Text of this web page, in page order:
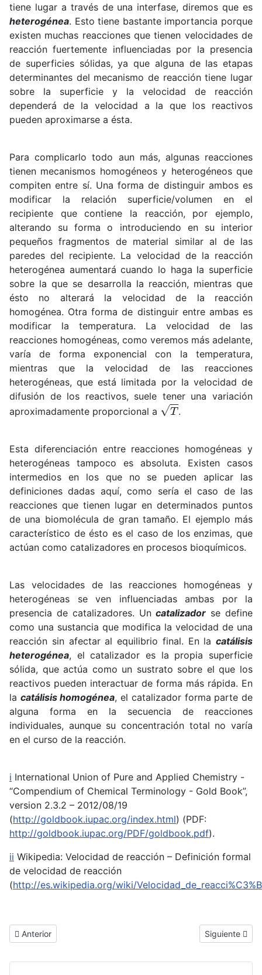
tiene lugar a través de una interfase, diremos que es
heterogénea. Esto tiene bastante importancia porque
existen muchas reacciones que tienen velocidades de
reacción fuertemente influenciadas por la presencia
de superficies sólidas, ya que alguna de las etapas
determinantes del mecanismo de reacción tiene lugar
sobre la superficie y la velocidad de reacción
dependerá de la velocidad a la que los reactivos
pueden aproximarse a ésta.
Para complicarlo todo aun más, algunas reacciones
tienen mecanismos homogéneos y heterogéneos que
compiten entre sí. Una forma de distinguir ambos es
modificar la relación superficie/volumen en el
recipiente que contiene la reacción, por ejemplo,
alterando su forma o introduciendo en su interior
pequeños fragmentos de material similar al de las
paredes del recipiente. La velocidad de la reacción
heterogénea aumentará cuando lo haga la superficie
sobre la que se desarrolla la reacción, mientras que
ésto no alterará la velocidad de la reacción
homogénea. Otra forma de distinguir entre ambas es
modificar la temperatura. La velocidad de las
reacciones homogéneas, como veremos más adelante,
varía de forma exponencial con la temperatura,
mientras que la velocidad de las reacciones
heterogéneas, que está limitada por la velocidad de
difusión de los reactivos, suele tener una variación
aproximadamente proporcional a T .
Esta diferenciación entre reacciones homogéneas y
heterogéneas tampoco es absoluta. Existen casos
intermedios en los que no se pueden aplicar las
definiciones dadas aquí, como sería el caso de las
reacciones que tienen lugar en determinados puntos
de una biomolécula de gran tamaño. El ejemplo más
característico de ésto es el caso de los enzimas, que
actúan como catalizadores en procesos bioquímicos.
Las velocidades de las reacciones homogéneas y
heterogéneas se ven influenciadas ambas por la
presencia de catalizadores. Uncatalizador se define
como una sustancia que modifica la velocidad de una
reacción sin afectar al equilibrio final. En la catálisis
heterogénea, el catalizador es la propia superficie
sólida, que actúa como un sustrato sobre el que los
reactivos pueden interactuar de forma más rápida. En
la catálisis homogénea, el catalizador forma parte de
alguna forma en la secuencia de reacciones
individuales, aunque su concentración total no varía
en el curso de la reacción.
i International Union of Pure and Applied Chemistry -
“Compendium of Chemical Terminology - Gold Book”,
version 2.3.2 – 2012/08/19
(http://goldbook.iupac.org/index.html) (PDF:
http://goldbook.iupac.org/PDF/goldbook.pdf).
ii Wikipedia: Velocidad de reacción – Definición formal
de velocidad de reacción
(http://es.wikipedia.org/wiki/
Artículo anterior: Introducción a la Cinética Química
Anterior Artículo
Siguiente